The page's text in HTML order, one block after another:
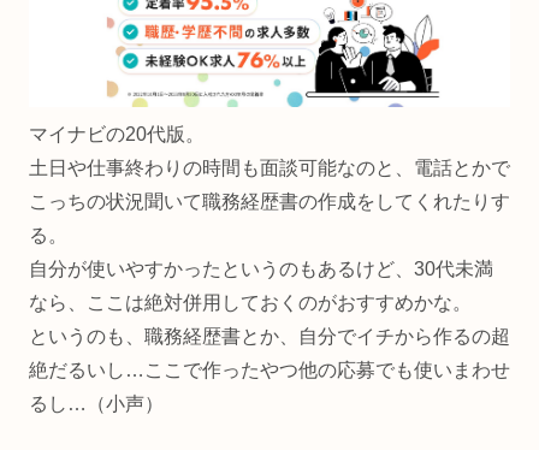
マイナビの20代版。
土日や仕事終わりの時間も面談可能なのと、電話とかで
こっちの状況聞いて職務経歴書の作成をしてくれたりす
る。
自分が使いやすかったというのもあるけど、30代未満
なら、ここは絶対併用しておくのがおすすめかな。
というのも、職務経歴書とか、自分でイチから作るの超
絶だるいし…ここで作ったやつ他の応募でも使いまわせ
るし…（小声）